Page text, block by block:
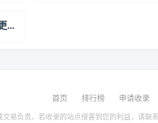
赛博网游加速器_更快,更稳,为欢乐加速【官方网站】
首页 排行榜 申请收录
易负责。若收录的站点侵害到您的利益，请联系